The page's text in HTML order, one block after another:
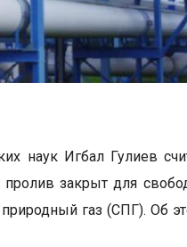
наук Игбал Гулиев
закрыт для
газ (СПГ). Об